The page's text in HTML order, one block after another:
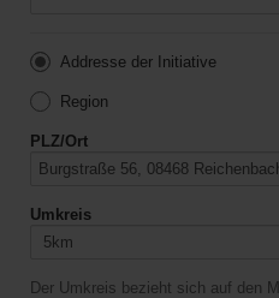
Addresse der Initiative
Region
PLZ/Ort
Umkreis
Der Umkreis bezieht sich auf den